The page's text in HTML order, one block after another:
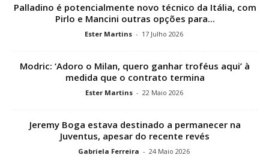
Palladino é potencialmente novo técnico da Itália, com
Pirlo e Mancini outras opções para...
Ester Martins - 17 Julho 2026
Modric: ‘Adoro o Milan, quero ganhar troféus aqui’ à
medida que o contrato termina
Ester Martins - 22 Maio 2026
Jeremy Boga estava destinado a permanecer na
Juventus, apesar do recente revés
Gabriela Ferreira - 24 Maio 2026